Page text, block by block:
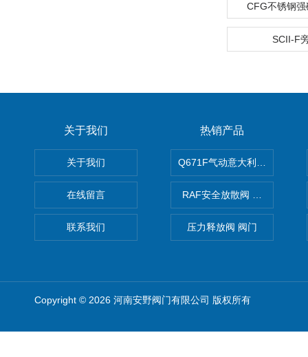
CFG不锈钢
SCII-F
关于我们
关于我们
在线留言
联系我们
热销产品
Q671F气动意大利式薄型球阀
RAF安全放散阀 阀生产
压力释放阀 阀门
Copyright © 2026 河南安野阀门有限公司 版权所有